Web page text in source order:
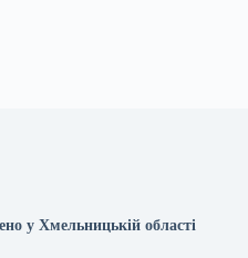
у Хмельницькій області